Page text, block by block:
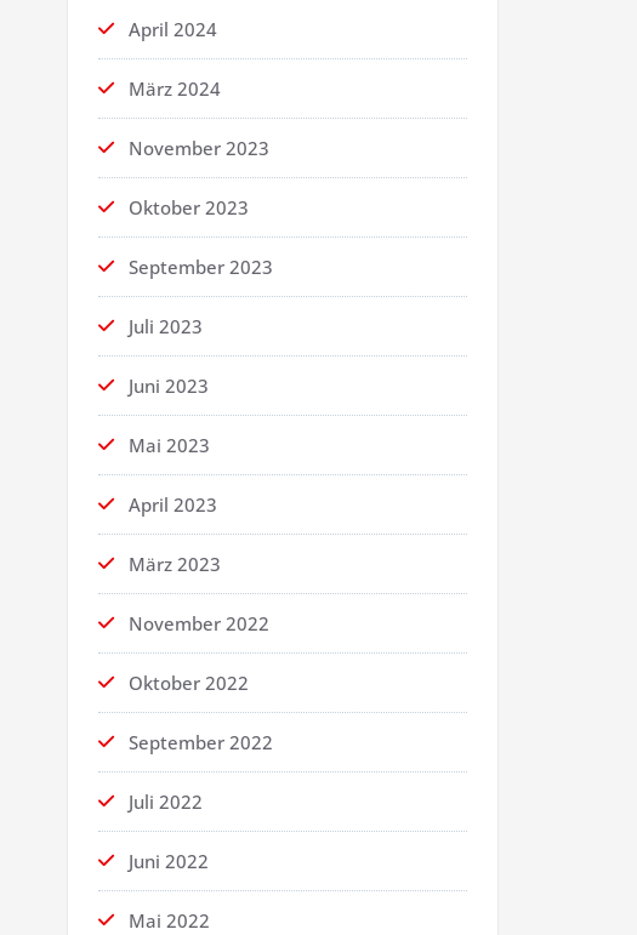
April 2024
März 2024
November 2023
Oktober 2023
September 2023
Juli 2023
Juni 2023
Mai 2023
April 2023
März 2023
November 2022
Oktober 2022
September 2022
Juli 2022
Juni 2022
Mai 2022